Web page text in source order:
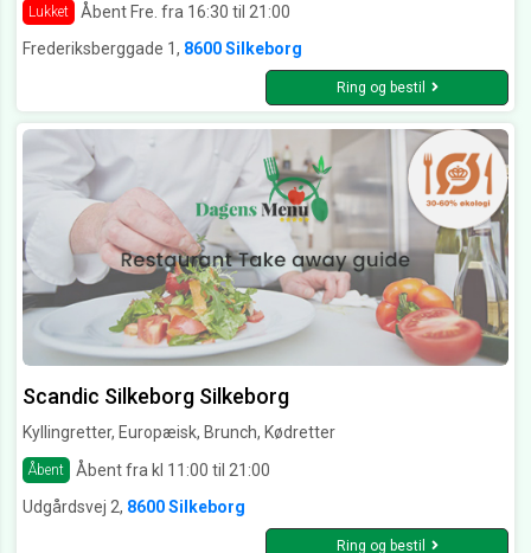
Lukket
Åbent Fre. fra 16:30 til 21:00
Frederiksberggade 1, 8600 Silkeborg
Ring og bestil
Scandic Silkeborg Silkeborg
Kyllingretter, Europæisk, Brunch, Kødretter
Åbent
Åbent fra kl 11:00 til 21:00
Udgårdsvej 2, 8600 Silkeborg
Ring og bestil